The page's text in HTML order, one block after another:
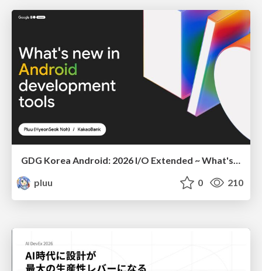
GDG Korea Android: 2026 I/O Extended ~ What's new in Android development tools
pluu
0 210